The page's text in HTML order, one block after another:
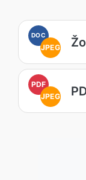
DOC
JPEG
PDF
JPEG